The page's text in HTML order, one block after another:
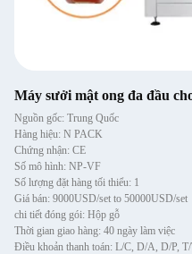
Máy sưởi mật ong đa đầu
Nguồn gốc: Trung Quốc
Hàng hiệu: N PACK
Chứng nhận: CE
Số mô hình: NP-VF
Số lượng đặt hàng tối thiểu: 1
Giá bán: 9000USD/set to 50000USD/set
chi tiết đóng gói: Hộp gỗ
Thời gian giao hàng: 40 ngày làm việc
Điều khoản thanh toán: L/C, D/A, D/P,